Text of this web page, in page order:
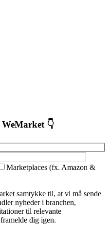
👇
Marketplaces (fx. Amazon &
samtykke til, at vi må sende
nyheder i branchen,
til relevante
dig igen.